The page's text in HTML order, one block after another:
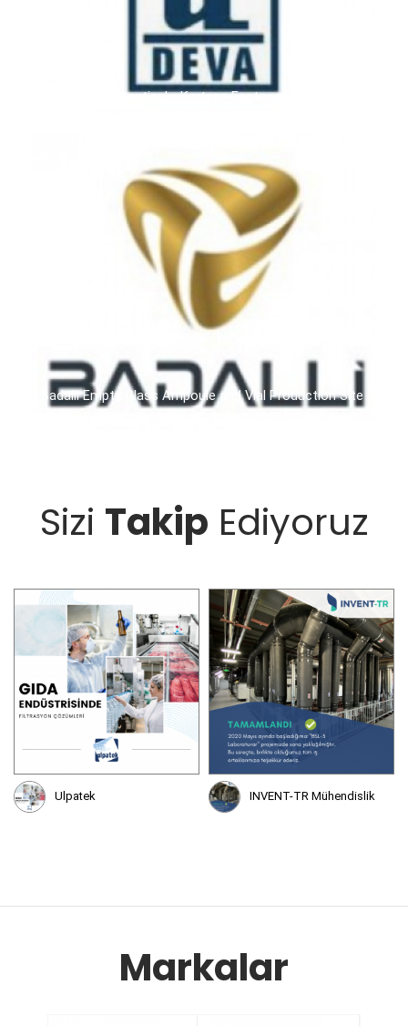
Deva Pharmaceutical - Kartepe Factory / TÜRKİYE
Badalli Empty Glass Ampoule and Vial Production Site -
Çerkezköy
Sizi Takip Ediyoruz
INVENT-TR Mühendislik Sartorius
Markalar